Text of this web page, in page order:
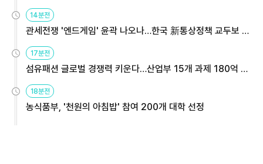
14분전
관세전쟁 '엔드게임' 윤곽 나오나…한국 新통상정책 교두보 활
용해야
17분전
섬유패션 글로벌 경쟁력 키운다…산업부 15개 과제 180억 지
원
18분전
농식품부, '천원의 아침밥' 참여 200개 대학 선정